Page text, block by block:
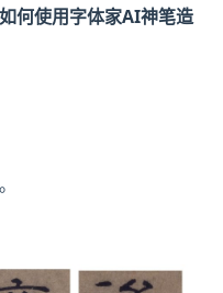
何使用字体家AI神笔造